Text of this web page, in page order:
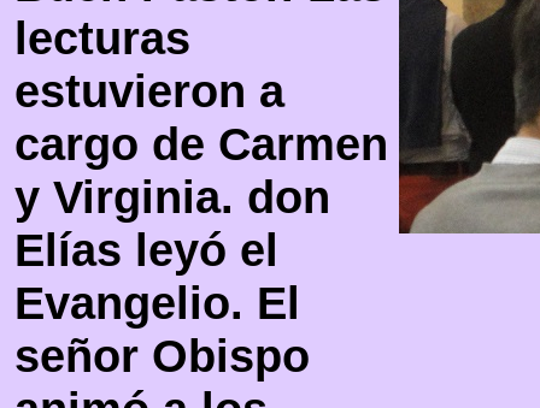
lecturas
estuvieron a
cargo de Carmen
y Virginia. don
Elías leyó el
Evangelio. El
señor Obispo